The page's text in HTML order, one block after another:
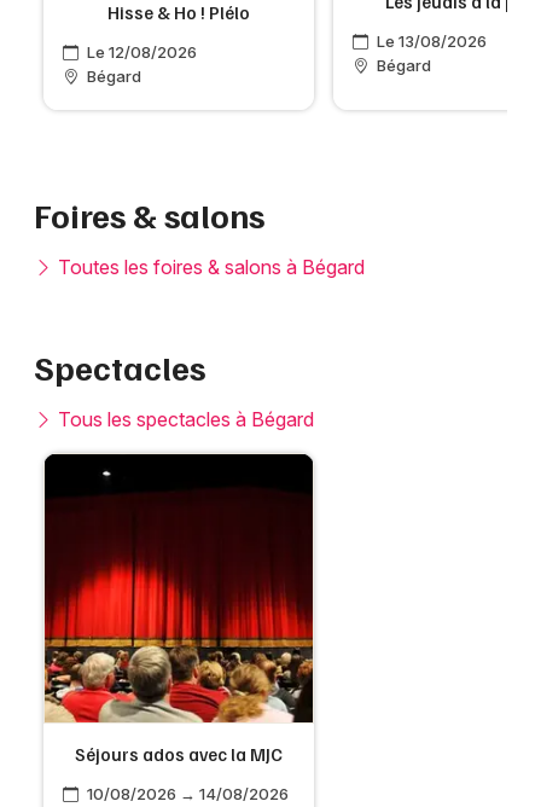
Hisse & Ho ! Plélo
Le 12/08/2026
Bégard
Le 13/08/2026
Bégard
Foires & salons
Toutes les foires & salons à Bégard
Spectacles
Tous les spectacles à Bégard
Séjours ados avec la MJC
10/08/2026 → 14/08/2026